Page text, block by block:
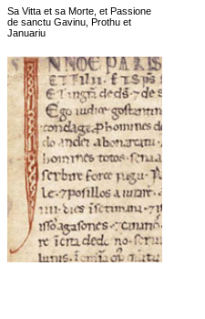
Sa Vitta et sa Morte, et Passione
de sanctu Gavinu, Prothu et
Januariu